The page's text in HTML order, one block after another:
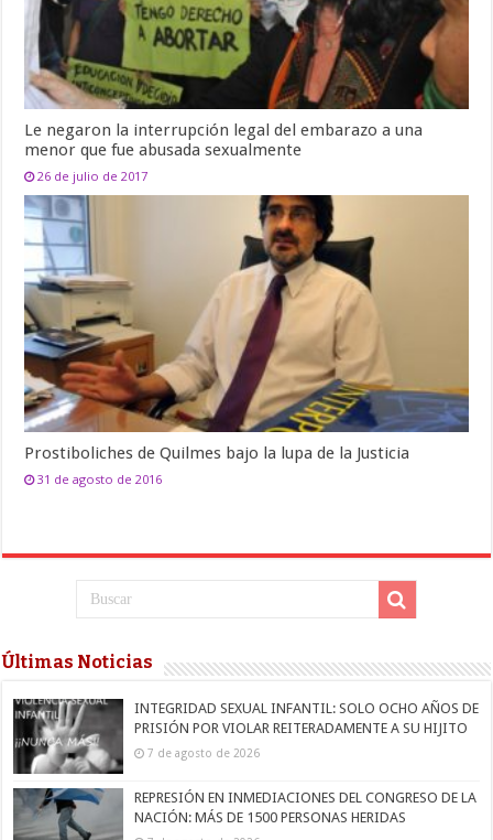
Le negaron la interrupción legal del embarazo a una
menor que fue abusada sexualmente
26 de julio de 2017
Prostiboliches de Quilmes bajo la lupa de la Justicia
31 de agosto de 2016
Últimas Noticias
INTEGRIDAD SEXUAL INFANTIL: SOLO OCHO AÑOS DE
PRISIÓN POR VIOLAR REITERADAMENTE A SU HIJITO
7 de agosto de 2026
REPRESIÓN EN INMEDIACIONES DEL CONGRESO DE LA
NACIÓN: MÁS DE 1500 PERSONAS HERIDAS